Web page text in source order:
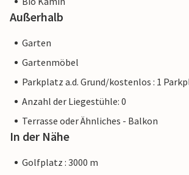
Außerhalb
Garten
Gartenmöbel
Parkplatz a.d. Grund/kostenlos : 1
Anzahl der Liegestühle: 0
Terrasse oder Ähnliches - Balkon
In der Nähe
Golfplatz : 3000 m